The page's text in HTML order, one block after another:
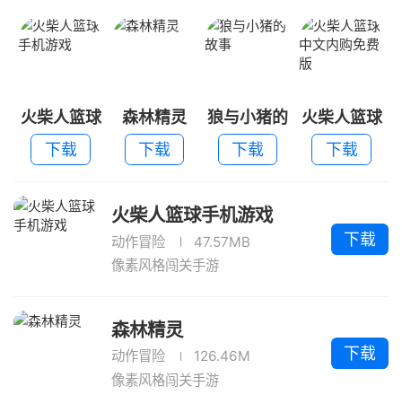
火柴人篮球
手机游戏
下载
森林精灵
下载
狼与小猪的
故事
下载
火柴人篮球
中文内购免
费版
下载
火柴人篮球手机游戏
动作冒险
47.57MB
像素风格闯关手游
下载
森林精灵
动作冒险
126.46M
像素风格闯关手游
下载